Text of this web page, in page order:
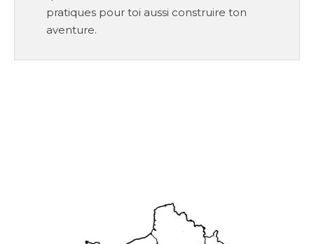
pratiques pour toi aussi construire ton
aventure.